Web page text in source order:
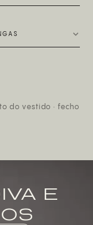
V
do vestido · fecho
E